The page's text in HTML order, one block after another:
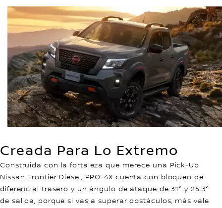
Creada Para Lo Extremo
Construida con la fortaleza que merece una Pick-Up
Nissan Frontier Diesel, PRO-4X cuenta con bloqueo de
diferencial trasero y un ángulo de ataque de 31° y 25.3°
de salida, porque si vas a superar obstáculos, más vale